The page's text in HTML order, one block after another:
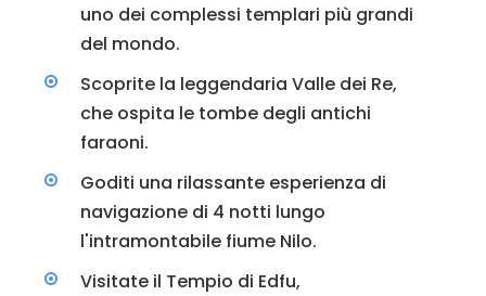
uno dei complessi templari più grandi
del mondo.
Scoprite la leggendaria Valle dei Re,
che ospita le tombe degli antichi
faraoni.
Goditi una rilassante esperienza di
navigazione di 4 notti lungo
l'intramontabile fiume Nilo.
Visitate il Tempio di Edfu,